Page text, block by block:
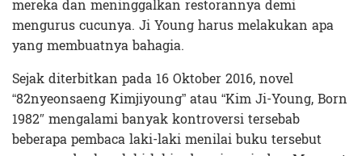
mereka dan meninggalkan restorannya demi
mengurus cucunya. Ji Young harus melakukan apa
yang membuatnya bahagia.
Sejak diterbitkan pada 16 Oktober 2016, novel
“82nyeonsaeng Kimjiyoung” atau “Kim Ji-Young, Born
1982″ mengalami banyak kontroversi tersebab
beberapa pembaca laki-laki menilai buku tersebut